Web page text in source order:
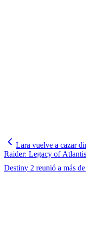
Lara vuelve a cazar
Raider: Legacy of Atlantis
Destiny 2 reunió a más